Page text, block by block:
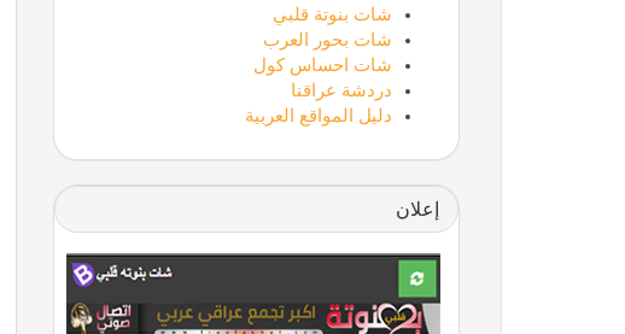
شات بنوتة قلبي
شات بحور العرب
شات احساس كول
دردشة عراقنا
دليل المواقع العربية
إعلان